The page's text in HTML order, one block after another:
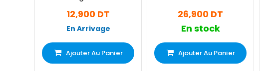
12,900 DT
En Arrivage
Ajouter Au Panier
26,900 DT
En stock
Ajouter Au Panier